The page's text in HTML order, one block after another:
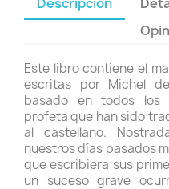
Este libro contiene el
escritas por Michel
basado en todos los
profeta que han sido
al castellano.
nuestros días pasados
que escribiera sus
un suceso grave